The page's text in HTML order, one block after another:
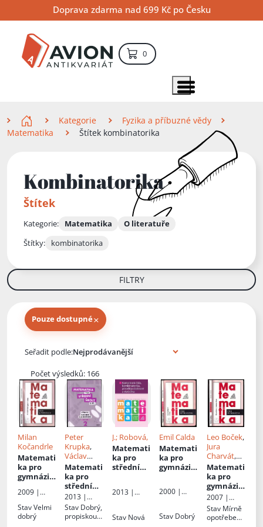
na
obsah
na
navigaci
na
vyhledávání
Doprava zdarma nad 699 Kč po Česku
0položek – košík
Zobrazit položky menu
Kategorie
Fyzika a příbuzné vědy
Matematika
Štítek kombinatorika
Kombinatorika
Štítek
Kategorie: Matematika
O literatuře
Štítky:
kombinatorika
FILTRY
Pouze dostupné×
Seřadit podle:
Počet výsledků: 166
Milan
Kočandrle
Matemati
ka pro
gymnázia
Analytick
á
geometri
2009 |
s, spol. s
r.o.
StavVelmi
dobrý
Peter
Krupka,
Václav
Zemek,
Michaela
Cizlerová
Rita
Vémolová
Kristýna
Zemková,
Matemati
ka pro
střední
školy,
Výrazy,
rovnice a
nerovnice
2013 |
Didaktis
Stav Dobrý,
propiskou
J.; Robová,
Matemati
ka pro
střední
ní čísla,
orika,
pravděpo
2013 |
r.o.
Stav Nová
Emil Calda
Matemati
ka pro
gymnázia
ní čísla
2000 |
Stav Dobrý
Leo Boček,
Jura
Charvát,
Jaroslav
Zhouf
Matemati
ka pro
gymnázia
: rovnice
a
nerovnice
2007 |
Prometheu
s
Stav Mírně
opotřebená